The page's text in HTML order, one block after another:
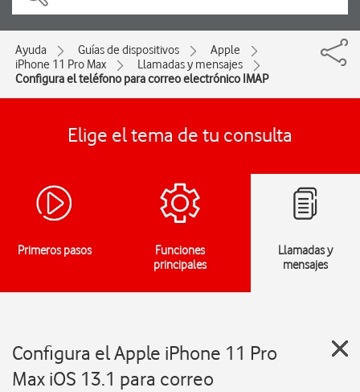
Ayuda Guías de dispositivos
Apple
iPhone 11 Pro Max
Llamadas y mensajes
Configura el teléfono para correo electrónico IMAP
Elige el tema de tu consulta
Primeros pasos
Funciones
principales
Llamadas y
mensajes
Configura el Apple iPhone 11 Pro
Max iOS 13.1 para correo